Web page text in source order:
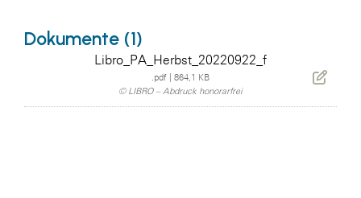
Dokumente (1)
Libro_PA_Herbst_20220922_f
.pdf
864,1 KB
© LIBRO – Abdruck honorarfrei